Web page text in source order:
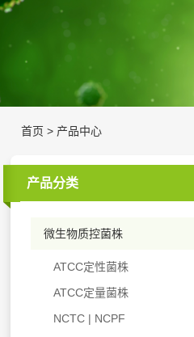
首页 > 产品中心
产品分类
微生物质控菌株
ATCC定性菌株
ATCC定量菌株
NCTC | NCPF